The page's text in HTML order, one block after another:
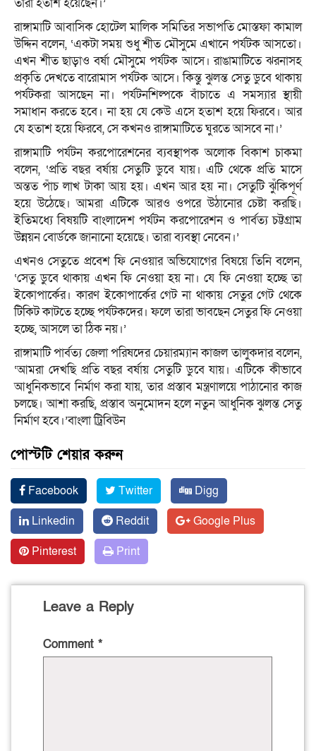
তারা হতাশ হয়েছেন।’
রাঙ্গামাটি আবাসিক হোটেল মালিক সমিতির সভাপতি মোস্তফা কামাল
উদ্দিন বলেন, ‘একটা সময় শুধু শীত মৌসুমে এখানে পর্যটক আসতো।
এখন শীত ছাড়াও বর্ষা মৌসুমে পর্যটক আসে। রাঙামাটিতে ঝরনাসহ
প্রকৃতি দেখতে বারোমাস পর্যটক আসে। কিন্তু ঝুলন্ত সেতু ডুবে থাকায়
পর্যটকরা আসছেন না। পর্যটনশিল্পকে বাঁচাতে এ সমস্যার স্থায়ী
সমাধান করতে হবে। না হয় যে কেউ এসে হতাশ হয়ে ফিরবে। আর
যে হতাশ হয়ে ফিরবে, সে কখনও রাঙ্গামাটিতে ঘুরতে আসবে না।’
রাঙ্গামাটি পর্যটন করপোরেশনের ব্যবস্থাপক অলোক বিকাশ চাকমা
বলেন, ‘প্রতি বছর বর্ষায় সেতুটি ডুবে যায়। এটি থেকে প্রতি মাসে
অন্তত পাঁচ লাখ টাকা আয় হয়। এখন আর হয় না। সেতুটি ঝুঁকিপূর্ণ
হয়ে উঠেছে। আমরা এটিকে আরও ওপরে উঠানোর চেষ্টা করছি।
ইতিমধ্যে বিষয়টি বাংলাদেশ পর্যটন করপোরেশন ও পার্বত্য চট্টগ্রাম
উন্নয়ন বোর্ডকে জানানো হয়েছে। তারা ব্যবস্থা নেবেন।’
এখনও সেতুতে প্রবেশ ফি নেওয়ার অভিযোগের বিষয়ে তিনি বলেন,
‘সেতু ডুবে থাকায় এখন ফি নেওয়া হয় না। যে ফি নেওয়া হচ্ছে তা
ইকোপার্কের। কারণ ইকোপার্কের গেট না থাকায় সেতুর গেট থেকে
টিকিট কাটতে হচ্ছে পর্যটকদের। ফলে তারা ভাবছেন সেতুর ফি নেওয়া
হচ্ছে, আসলে তা ঠিক নয়।’
রাঙ্গামাটি পার্বত্য জেলা পরিষদের চেয়ারম্যান কাজল তালুকদার বলেন,
‘আমরা দেখছি প্রতি বছর বর্ষায় সেতুটি ডুবে যায়। এটিকে কীভাবে
আধুনিকভাবে নির্মাণ করা যায়, তার প্রস্তাব মন্ত্রণালয়ে পাঠানোর কাজ
চলছে। আশা করছি, প্রস্তাব অনুমোদন হলে নতুন আধুনিক ঝুলন্ত সেতু
নির্মাণ হবে।’বাংলা ট্রিবিউন
পোস্টটি শেয়ার করুন
Facebook Twitter
Digg
Linkedin
Reddit
Google Plus
Pinterest
Print
Leave a Reply
Comment *